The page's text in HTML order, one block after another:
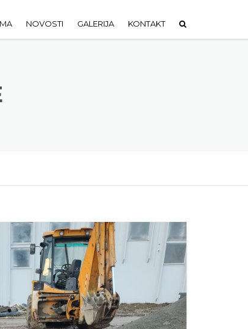
NOVOSTI GALERIJA KONTAKT